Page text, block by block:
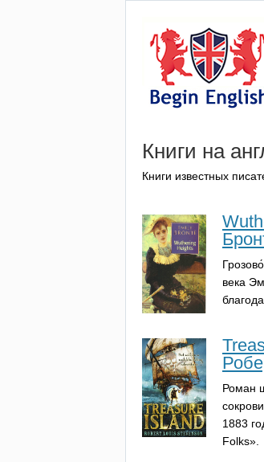
Книги на
Книги известных
века
Роман
1883
Folks».